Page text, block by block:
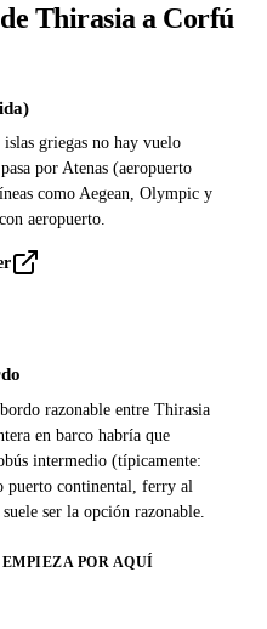
Thirasia a Corfú
griegas no hay vuelo
por Atenas (aeropuerto
como Aegean, Olympic y
aeropuerto.
razonable entre Thirasia
en barco habría que
intermedio (típicamente:
puerto continental, ferry al
ser la opción razonable.
POR AQUÍ